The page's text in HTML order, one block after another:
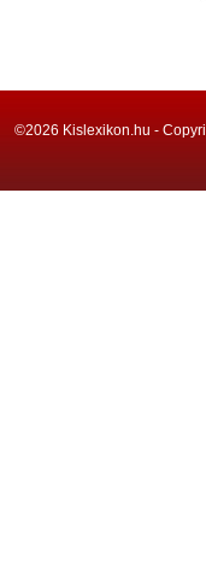
©2026 Kislexikon.hu -